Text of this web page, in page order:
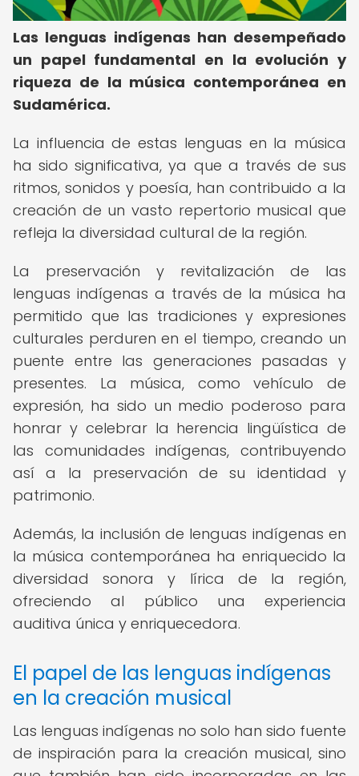
Las lenguas indígenas han desempeñado
un papel fundamental en la evolución y
riqueza de la música contemporánea en
Sudamérica.
La influencia de estas lenguas en la música
ha sido significativa, ya que a través de sus
ritmos, sonidos y poesía, han contribuido a la
creación de un vasto repertorio musical que
refleja la diversidad cultural de la región.
La preservación y revitalización de las
lenguas indígenas a través de la música ha
permitido que las tradiciones y expresiones
culturales perduren en el tiempo, creando un
puente entre las generaciones pasadas y
presentes. La música, como vehículo de
expresión, ha sido un medio poderoso para
honrar y celebrar la herencia lingüística de
las comunidades indígenas, contribuyendo
así a la preservación de su identidad y
patrimonio.
Además, la inclusión de lenguas indígenas en
la música contemporánea ha enriquecido la
diversidad sonora y lírica de la región,
ofreciendo al público una experiencia
auditiva única y enriquecedora.
El papel de las lenguas indígenas
en la creación musical
Las lenguas indígenas no solo han sido fuente
de inspiración para la creación musical, sino